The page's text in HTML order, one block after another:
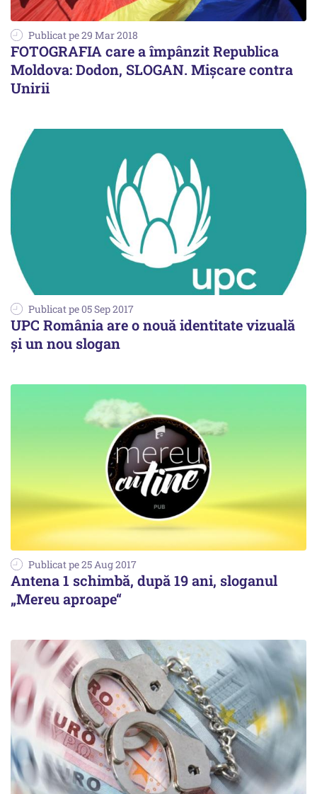
Publicat pe 29 Mar 2018
FOTOGRAFIA care a împânzit Republica
Moldova: Dodon, SLOGAN. Mișcare contra
Unirii
Publicat pe 05 Sep 2017
UPC România are o nouă identitate vizuală
şi un nou slogan
Publicat pe 25 Aug 2017
Antena 1 schimbă, după 19 ani, sloganul
„Mereu aproape“